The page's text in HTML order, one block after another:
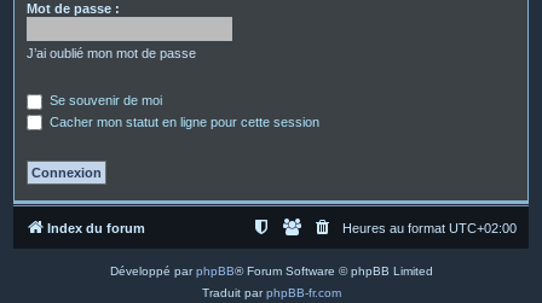
Mot de passe :
J’ai oublié mon mot de passe
Se souvenir de moi
Cacher mon statut en ligne pour cette session
Index du forum Heures au format UTC+02:00
Développé parphpBB® Forum Software © phpBB Limited
Traduit parphpBB-fr.com